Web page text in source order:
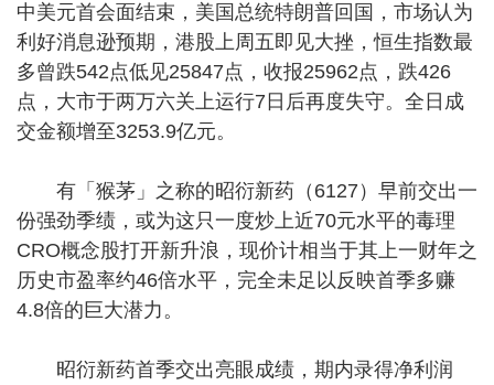
中美元首会面结束，美国总统特朗普回国，市场认为
利好消息逊预期，港股上周五即见大挫，恒生指数最
多曾跌542点低见25847点，收报25962点，跌426
点，大市于两万六关上运行7日后再度失守。全日成
交金额增至3253.9亿元。
有「猴茅」之称的昭衍新药（6127）早前交出一
份强劲季绩，或为这只一度炒上近70元水平的毒理
CRO概念股打开新升浪，现价计相当于其上一财年之
历史市盈率约46倍水平，完全未足以反映首季多赚
4.8倍的巨大潜力。
昭衍新药首季交出亮眼成绩，期内录得净利润